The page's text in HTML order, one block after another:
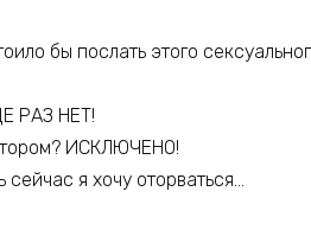
бы послать этого
РАЗ НЕТ!
ИСКЛЮЧЕНО!
я хочу оторваться…